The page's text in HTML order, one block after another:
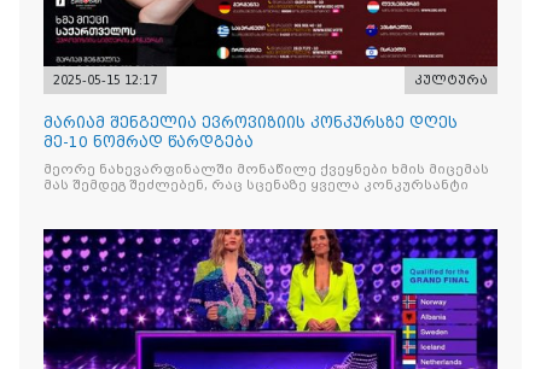
2025-05-15 12:17 კულტურა
მარიამ შენგელია ევროვიზიის კონკურსზე დღეს
მე-10 ნომრად წარდგება
მეორე ნახევარფინალში მონაწილე ქვეყნები ხმის მიცემას
მას შემდეგ შეძლებენ, რაც სცენაზე ყველა კონკურსანტი